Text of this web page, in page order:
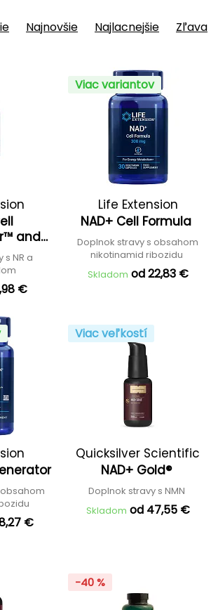
Najnovšie Najlacnejšie
Zľava
and
s NR a
€
Viac variantov
Life Extension
NAD+ Cell Formula
Doplnok stravy s obsahom
nikotinamid ribozidu
Skladom od 22,83 €
€
Viac veľkostí
Quicksilver Scientific
NAD+ Gold®
Doplnok stravy s NMN
Skladom od 47,55 €
-40 %